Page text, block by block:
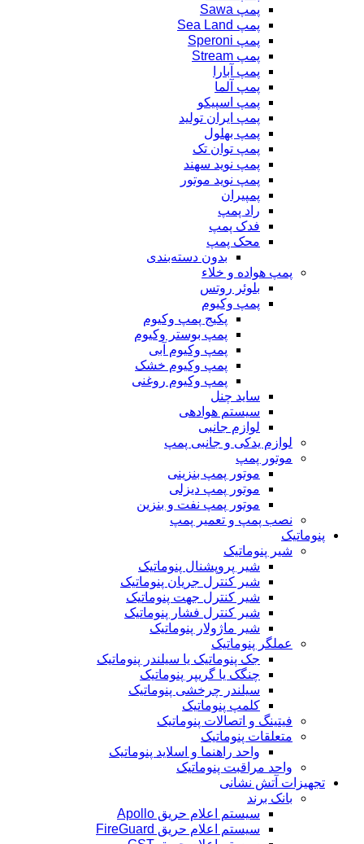
پمپ Sawa
پمپ Sea Land
پمپ Speroni
پمپ Stream
پمپ آبارا
پمپ آلما
پمپ اسپیکو
پمپ ایران تولید
پمپ بهلول
پمپ توان تک
پمپ نوید سهند
پمپ نوید موتور
پمپیران
راد پمپ
فدک پمپ
محک پمپ
بدون دسته‌بندی
پمپ هواده و خلاء
بلوئر روتس
پمپ وکیوم
پکیج پمپ وکیوم
پمپ بوستر وکیوم
پمپ وکیوم آبی
پمپ وکیوم خشک
پمپ وکیوم روغنی
ساید چنل
سیستم هوادهی
لوازم جانبی
لوازم یدکی و جانبی پمپ
موتور پمپ
موتور پمپ بنزینی
موتور پمپ دیزلی
موتور پمپ نفت و بنزین
نصب پمپ و تعمیر پمپ
پنوماتیک
شیر پنوماتیک
شیر پروپشنال پنوماتیک
شیر کنترل جریان پنوماتیک
شیر کنترل جهت پنوماتیک
شیر کنترل فشار پنوماتیک
شیر ماژولار پنوماتیک
عملگر پنوماتیک
جک پنوماتیک یا سیلندر پنوماتیک
چنگک یا گریپر پنوماتیک
سیلندر چرخشی پنوماتیک
کلمپ پنوماتیک
فیتینگ و اتصالات پنوماتیک
متعلقات پنوماتیک
واحد راهنما و اسلاید پنوماتیک
واحد مراقبت پنوماتیک
تجهیزات آتش نشانی
بانک برند
سیستم اعلام حریق Apollo
سیستم اعلام حریق FireGuard